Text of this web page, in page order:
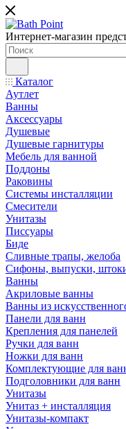
Интернет-магазин
Каталог
Аутлет
Ванны
Аксессуары
Душевые
Душевые гарнитуры
Мебель для ванной
Поддоны
Раковины
Системы инсталляции
Смесители
Унитазы
Писсуары
Биде
Сливные трапы, желоба
Сифоны, выпуски,
Ванны
Акриловые ванны
Ванны из
Панели для ванн
Крепления для панелей
Ручки для ванн
Ножки для ванн
Комплектующие для
Подголовники для ванн
Унитазы
Унитаз + инсталляция
Унитазы-компакт